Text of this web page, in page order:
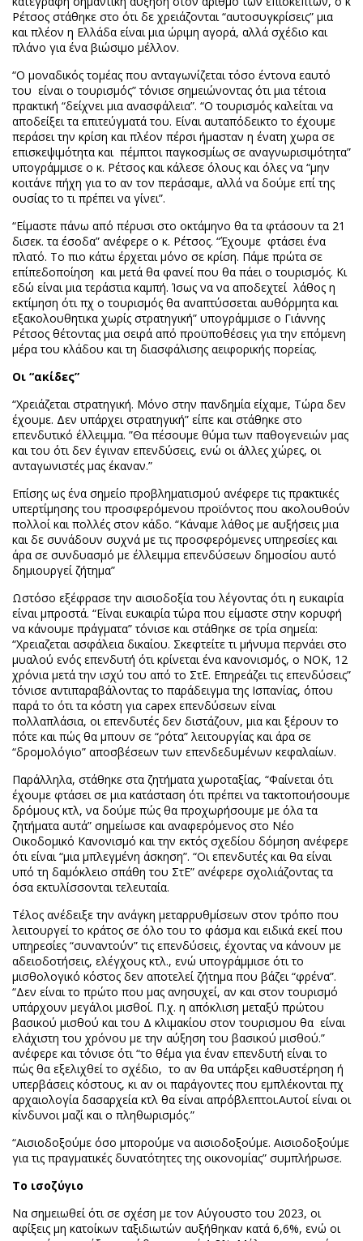
Ρέτσος στάθηκε στο ότι δε χρειάζονται “αυτοσυγκρίσεις” μια
και πλέον η Ελλάδα είναι μια ώριμη αγορά, αλλά σχέδιο και
πλάνο για ένα βιώσιμο μέλλον.
“Ο μοναδικός τομέας που ανταγωνίζεται τόσο έντονα εαυτό
του είναι ο τουρισμός” τόνισε σημειώνοντας ότι μια τέτοια
πρακτική “δείχνει μια ανασφάλεια”. “Ο τουρισμός καλείται να
αποδείξει τα επιτεύγματά του. Είναι αυταπόδεικτο το έχουμε
περάσει την κρίση και πλέον πέρσι ήμασταν η ένατη χωρα σε
επισκεψιμότητα και πέμπτοι παγκοσμίως σε αναγνωρισιμότητα”
υπογράμμισε ο κ. Ρέτσος και κάλεσε όλους και όλες να “μην
κοιτάνε πήχη για το αν τον περάσαμε, αλλά να δούμε επί της
ουσίας το τι πρέπει να γίνει”.
“Είμαστε πάνω από πέρυσι στο οκτάμηνο θα τα φτάσουν τα 21
δισεκ. τα έσοδα” ανέφερε ο κ. Ρέτσος. “Έχουμε φτάσει ένα
πλατό. Το πιο κάτω έρχεται μόνο σε κρίση. Πάμε πρώτα σε
επίπεδοποίηση και μετά θα φανεί που θα πάει ο τουρισμός. Κι
εδώ είναι μια τεράστια καμπή. Ίσως να να αποδεχτεί λάθος η
εκτίμηση ότι πχ ο τουρισμός θα αναπτύσσεται αυθόρμητα και
εξακολουθητικα χωρίς στρατηγική” υπογράμμισε ο Γιάννης
Ρέτσος θέτοντας μια σειρά από προϋποθέσεις για την επόμενη
μέρα του κλάδου και τη διασφάλισης αειφορικής πορείας.
Οι “ακίδες”
“Χρειάζεται στρατηγική. Μόνο στην πανδημία είχαμε, Τώρα δεν
έχουμε. Δεν υπάρχει στρατηγική” είπε και στάθηκε στο
επενδυτικό έλλειμμα. ”Θα πέσουμε θύμα των παθογενειών μας
και του ότι δεν έγιναν επενδύσεις, ενώ οι άλλες χώρες, οι
ανταγωνιστές μας έκαναν.”
Επίσης ως ένα σημείο προβληματισμού ανέφερε τις πρακτικές
υπερτίμησης του προσφερόμενου προϊόντος που ακολουθούν
πολλοί και πολλές στον κάδο. “Κάναμε λάθος με αυξήσεις μια
και δε συνάδουν συχνά με τις προσφερόμενες υπηρεσίες και
άρα σε συνδυασμό με έλλειμμα επενδύσεων δημοσίου αυτό
δημιουργεί ζήτημα”
Ωστόσο εξέφρασε την αισιοδοξία του λέγοντας ότι η ευκαιρία
είναι μπροστά. “Είναι ευκαιρία τώρα που είμαστε στην κορυφή
να κάνουμε πράγματα” τόνισε και στάθηκε σε τρία σημεία:
“Χρειαζεται ασφάλεια δικαίου. Σκεφτείτε τι μήνυμα περνάει στο
μυαλού ενός επενδυτή ότι κρίνεται ένα κανονισμός, ο ΝΟΚ, 12
χρόνια μετά την ισχύ του από το ΣτΕ. Επηρεάζει τις επενδύσεις”
τόνισε αντιπαραβάλοντας το παράδειγμα της Ισπανίας, όπου
παρά το ότι τα κόστη για capex επενδύσεων είναι
πολλαπλάσια, οι επενδυτές δεν διστάζουν, μια και ξέρουν το
πότε και πώς θα μπουν σε “ρότα” λειτουργίας και άρα σε
“δρομολόγιο” αποσβέσεων των επενδεδυμένων κεφαλαίων.
Παράλληλα, στάθηκε στα ζητήματα χωροταξίας, “Φαίνεται ότι
έχουμε φτάσει σε μια κατάσταση ότι πρέπει να τακτοποιήσουμε
δρόμους κτλ, να δούμε πώς θα προχωρήσουμε με όλα τα
ζητήματα αυτά” σημείωσε και αναφερόμενος στο Νέο
Οικοδομικό Κανονισμό και την εκτός σχεδίου δόμηση ανέφερε
ότι είναι “μια μπλεγμένη άσκηση”. “Οι επενδυτές και θα είναι
υπό τη δαμόκλειο σπάθη του ΣτΕ” ανέφερε σχολιάζοντας τα
όσα εκτυλίσσονται τελευταία.
Τέλος ανέδειξε την ανάγκη μεταρρυθμίσεων στον τρόπο που
λειτουργεί το κράτος σε όλο του το φάσμα και ειδικά εκεί που
υπηρεσίες “συναντούν” τις επενδύσεις, έχοντας να κάνουν με
αδειοδοτήσεις, ελέγχους κτλ., ενώ υπογράμμισε ότι το
μισθολογικό κόστος δεν αποτελεί ζήτημα που βάζει “φρένα”.
“Δεν είναι το πρώτο που μας ανησυχεί, αν και στον τουρισμό
υπάρχουν μεγάλοι μισθοί. Π.χ. η απόκλιση μεταξύ πρώτου
βασικού μισθού και του Δ κλιμακίου στον τουρισμου θα είναι
ελάχιστη του χρόνου με την αύξηση του βασικού μισθού.”
ανέφερε και τόνισε ότι “το θέμα για έναν επενδυτή είναι το
πώς θα εξελιχθεί το σχέδιο, το αν θα υπάρξει καθυστέρηση ή
υπερβάσεις κόστους, κι αν οι παράγοντες που εμπλέκονται πχ
αρχαιολογία δασαρχεία κτλ θα είναι απρόβλεπτοι.Αυτοί είναι οι
κίνδυνοι μαζί και ο πληθωρισμός.”
“Αισιοδοξούμε όσο μπορούμε να αισιοδοξούμε. Αισιοδοξούμε
για τις πραγματικές δυνατότητες της οικονομίας” συμπλήρωσε.
Το ισοζύγιο
Να σημειωθεί ότι σε σχέση με τον Αύγουστο του 2023, οι
αφίξεις μη κατοίκων ταξιδιωτών αυξήθηκαν κατά 6,6%, ενώ οι